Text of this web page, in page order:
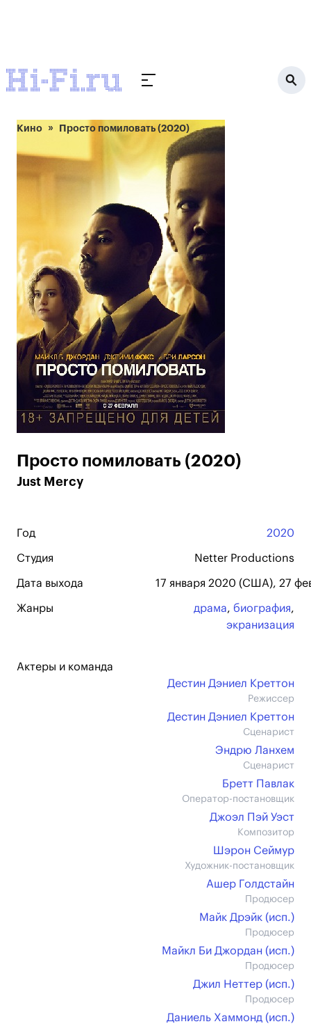
Кино Просто помиловать (2020)
Просто помиловать (2020)
Just Mercy
Год 2020
Студия Netter Productions
Дата выхода 17 января 2020 (США), 27
Жанры драма, биография,
экранизация
Актеры и команда
Дестин Дэниел Креттон
Режиссер
Дестин Дэниел Креттон
Сценарист
Эндрю Ланхем
Сценарист
Бретт Павлак
Оператор-постановщик
Джоэл Пэй Уэст
Композитор
Шэрон Сеймур
Художник-постановщик
Ашер Голдстайн
Продюсер
Майк Дрэйк (иcп.)
Продюсер
Майкл Би Джордан (иcп.)
Продюсер
Джил Неттер (иcп.)
Продюсер
Даниель Хаммонд (иcп.)